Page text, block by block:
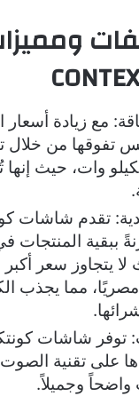
مع زيادة أسعار
تفوقها من خلال
وات، حيث إنها
تقدم شاشات
ببقية المنتجات
يتجاوز سعر أكبر
مصريًا، مما يجذب
توفر شاشات
على تقنية الصوت
وجميلاً.